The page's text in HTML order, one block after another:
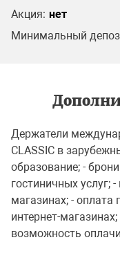
Акция: нет
Минимальный
Держатели
CLASSIC в
образование; -
гостиничных услуг;
магазинах; - оплата
интернет-
возможность